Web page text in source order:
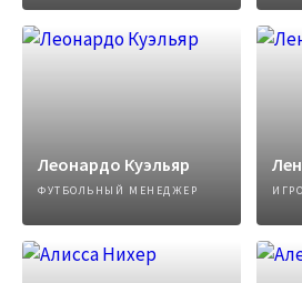
Леонардо Куэльяр
ФУТБОЛЬНЫЙ МЕНЕДЖЕР